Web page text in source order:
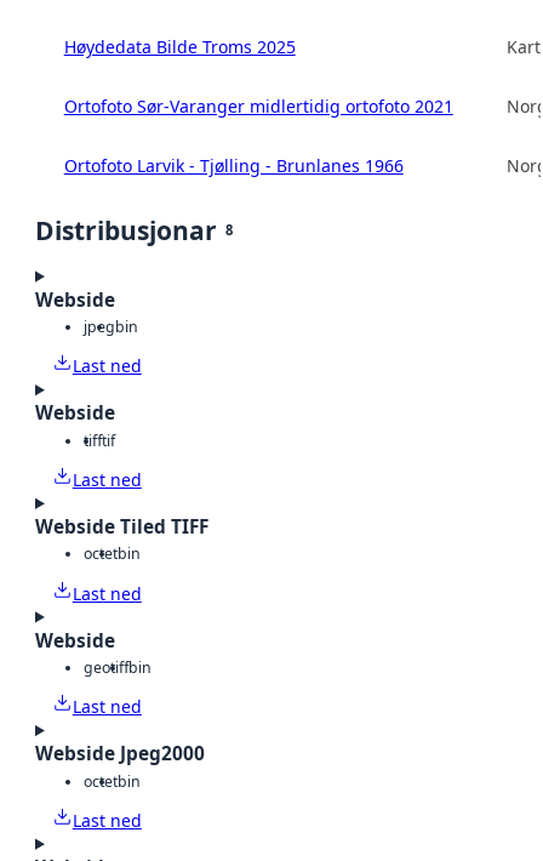
Høydedata Bilde Troms 2025
Ortofoto Sør-Varanger midlertidig ortofoto 2021
Ortofoto Larvik - Tjølling - Brunlanes 1966
Distribusjonar 8
Webside
jpegbin
Last ned
Webside
tifftif
Last ned
Webside Tiled TIFF
octetbin
Last ned
Webside
geotiffbin
Last ned
Webside Jpeg2000
octetbin
Last ned